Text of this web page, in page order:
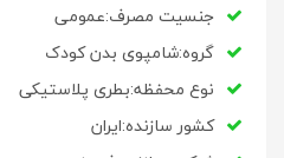
جنسیت مصرف:عمومی
گروه:شامپوی بدن کودک
نوع محفظه:بطری پلاستیکی
کشور سازنده:ایران